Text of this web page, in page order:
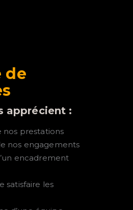
de
apprécient :
nos prestations
nos engagements
encadrement
satisfaire les